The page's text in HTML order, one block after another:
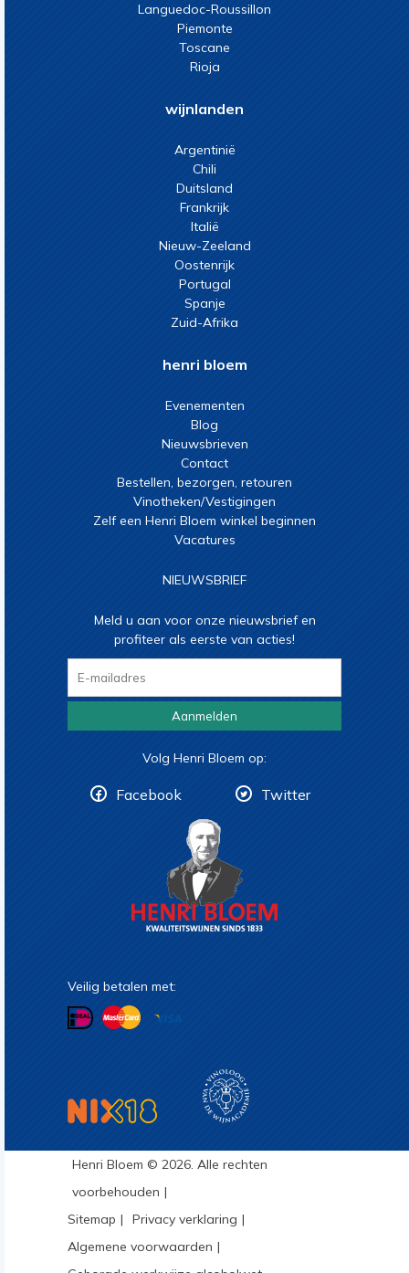
Languedoc-Roussillon
Piemonte
Toscane
Rioja
wijnlanden
Argentinië
Chili
Duitsland
Frankrijk
Italië
Nieuw-Zeeland
Oostenrijk
Portugal
Spanje
Zuid-Afrika
henri bloem
Evenementen
Blog
Nieuwsbrieven
Contact
Bestellen, bezorgen, retouren
Vinotheken/Vestigingen
Zelf een Henri Bloem winkel beginnen
Vacatures
NIEUWSBRIEF
Meld u aan voor onze nieuwsbrief en
profiteer als eerste van acties!
Aanmelden
Volg Henri Bloem op:
Facebook Twitter
Veilig betalen met:
Henri Bloem © 2026. Alle rechten
voorbehouden
Sitemap
Privacy verklaring
Algemene voorwaarden